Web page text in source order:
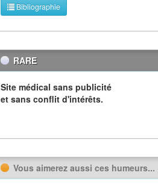
Bibliographie
RARE
Site médical sans publicité
et sans conflit d'intérêts.
Vous aimerez aussi ces humeurs...